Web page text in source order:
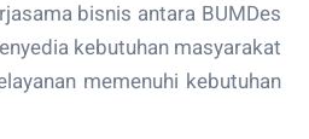
bisnis antara BUMDes
kebutuhan masyarakat
memenuhi kebutuhan